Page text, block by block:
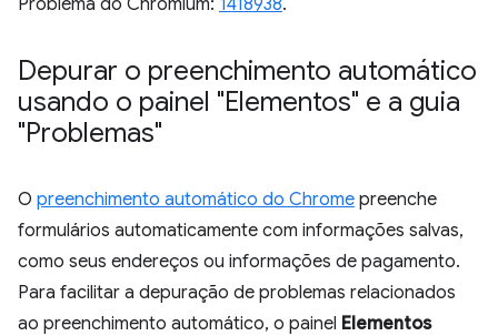
Depurar o preenchimento automático
usando o painel "Elementos" e a guia
"Problemas"
O preenchimento automático do Chrome preenche
formulários automaticamente com informações salvas,
como seus endereços ou informações de pagamento.
Para facilitar a depuração de problemas relacionados
ao preenchimento automático, o painel Elementos